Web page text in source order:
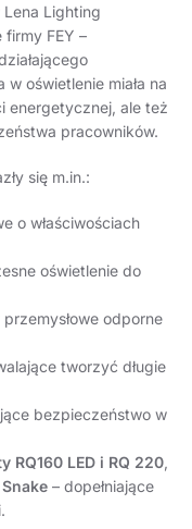
Lighting
FEY –
oświetlenie miała na
energetycznej, ale też
pracowników.
się m.in.:
o właściwościach
oświetlenie do
odporne
tworzyć długie
bezpieczeństwo w
RQ160 LED i RQ 220,
Snake – dopełniające